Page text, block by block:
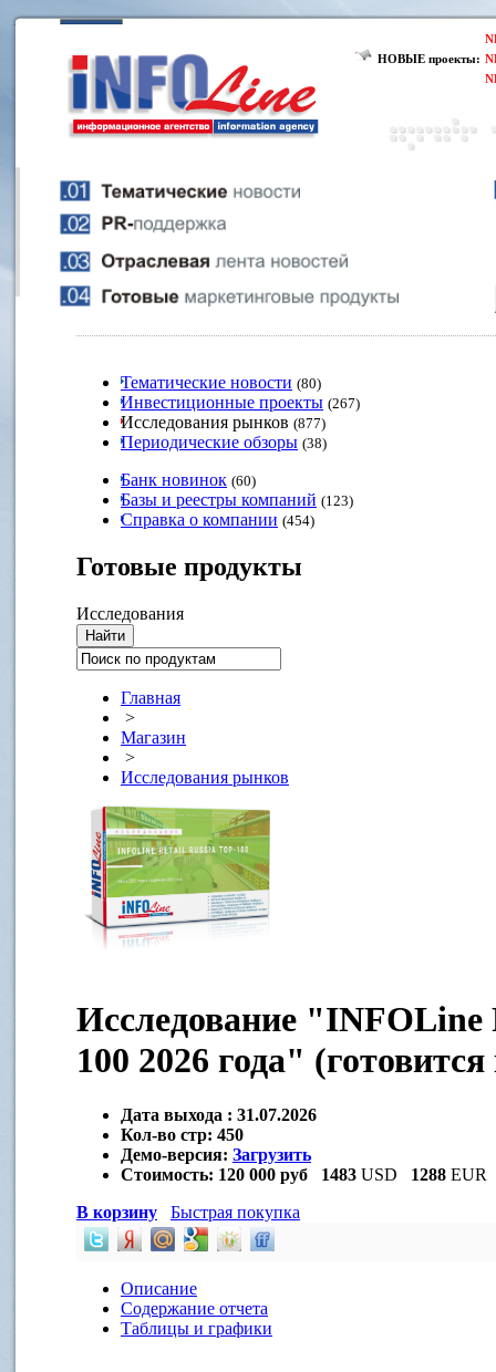
НОВЫЕ проекты:
Тематические новости (80)
Инвестиционные проекты (267)
Исследования рынков (877)
Периодические обзоры (38)
Банк новинок (60)
Базы и реестры компаний (123)
Справка о компании (454)
Готовые продукты
Исследования
Главная
>
Магазин
>
Исследования рынков
Исследование "INFOLine
100 2026 года"
Дата выхода : 31.07.2026
Кол-во стр: 450
Демо-версия: Загрузить
Стоимость: 120 000 руб 1483 USD 1288 EUR
В корзину
Быстрая покупка
Описание
Содержание отчета
Таблицы и графики